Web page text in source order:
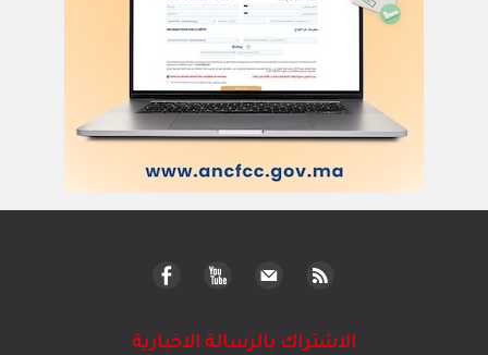
الاشتراك بالرسالة الاخبارية